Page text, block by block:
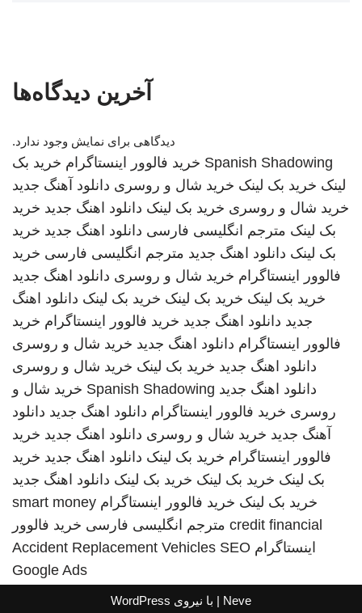
آخرین دیدگاه‌ها
دیدگاهی برای نمایش وجود ندارد.
Spanish Shadowing خرید فالوور اینستاگرام خرید بک
لینک خرید بک لینک خرید شال و روسری دانلود آهنگ جدید
خرید شال و روسری خرید بک لینک دانلود اهنگ جدید خرید
بک لینک مترجم انگلیسی فارسی دانلود اهنگ جدید خرید
بک لینک دانلود اهنگ جدید مترجم انگلیسی فارسی خرید
فالوور اینستاگرام خرید شال و روسری دانلود اهنگ جدید
خرید بک لینک خرید بک لینک خرید بک لینک دانلود اهنگ
جدید دانلود اهنگ جدید خرید فالوور اینستاگرام خرید
فالوور اینستاگرام دانلود اهنگ جدید خرید شال و روسری
دانلود اهنگ جدید خرید بک لینک خرید شال و روسری
دانلود اهنگ جدید Spanish Shadowing خرید شال و
روسری خرید فالوور اینستاگرام دانلود اهنگ جدید دانلود
آهنگ جدید خرید شال و روسری دانلود اهنگ جدید خرید
فالوور اینستاگرام خرید بک لینک دانلود اهنگ جدید خرید
بک لینک خرید بک لینک خرید بک لینک دانلود اهنگ جدید
خرید بک لینک خرید فالوور اینستاگرام smart money
credit financial مترجم انگلیسی فارسی خرید فالوور
اینستاگرام
Accident Replacement Vehicles SEO
Google Ads
Neve | با نیروی WordPress